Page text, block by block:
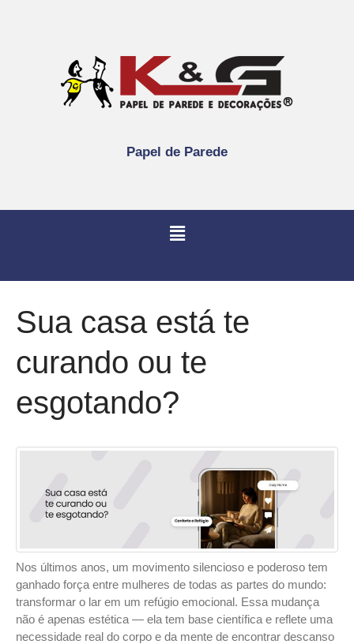
Papel de Parede
Sua casa está te
curando ou te
esgotando?
Nos últimos anos, um movimento silencioso e poderoso tem
ganhado força entre mulheres de todas as partes do mundo:
transformar o lar em um refúgio emocional. Essa mudança
não é apenas estética — ela tem base científica e reflete uma
necessidade real do corpo e da mente de encontrar descanso